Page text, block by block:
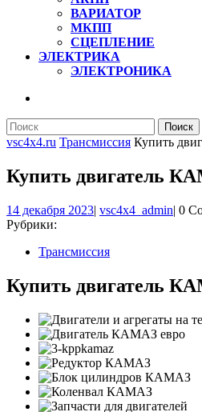
ВАРИАТОР
МКПП
СЦЕПЛЕНИЕ
ЭЛЕКТРИКА
ЭЛЕКТРОНИКА
КНОПКА
Найти:
vsc4x4.ru Трансмиссия Купить
Купить двигатель
14 декабря 202314
| vsc4x4_admin| 0
Рубрики:
Трансмиссия
Купить двигатель